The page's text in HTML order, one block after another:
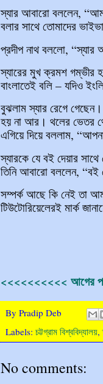
স্যার আবারো বললেন,
বলার সাথে তোমাদের
প্রদীপ নাথ বললো, “স্যার
স্যারের মুখ ক্রমশ গম্ভীর
বাংলাতেই বলি – যদিও
বুঝলাম স্যার রেগে
হয় না আর। থলের ভেতর
এগিয়ে দিয়ে বললাম,
স্যারকে যে বই দেয়ার
তিনি আবারো বললেন, “বই
সম্পর্ক আছে কি নেই তা
টিউটোরিয়েলেরই মার্ক
<<<<<<<<<< আগের
By Pradip Deb
Labels: চট্টগ্রাম বিশ্ববিদ্যালয়,
No comments: